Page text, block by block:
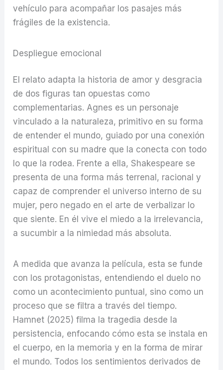
vehículo para acompañar los pasajes más
frágiles de la existencia.
Despliegue emocional
El relato adapta la historia de amor y desgracia
de dos figuras tan opuestas como
complementarias. Agnes es un personaje
vinculado a la naturaleza, primitivo en su forma
de entender el mundo, guiado por una conexión
espiritual con su madre que la conecta con todo
lo que la rodea. Frente a ella, Shakespeare se
presenta de una forma más terrenal, racional y
capaz de comprender el universo interno de su
mujer, pero negado en el arte de verbalizar lo
que siente. En él vive el miedo a la irrelevancia,
a sucumbir a la nimiedad más absoluta.
A medida que avanza la película, esta se funde
con los protagonistas, entendiendo el duelo no
como un acontecimiento puntual, sino como un
proceso que se filtra a través del tiempo.
Hamnet (2025) filma la tragedia desde la
persistencia, enfocando cómo esta se instala en
el cuerpo, en la memoria y en la forma de mirar
el mundo. Todos los sentimientos derivados de